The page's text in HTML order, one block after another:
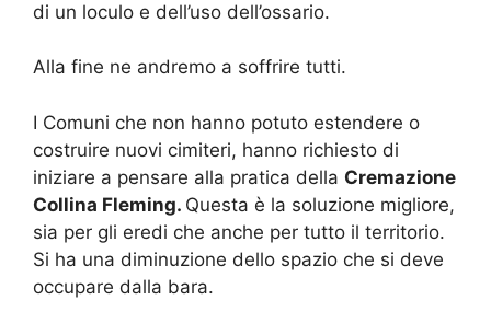
di un loculo e dell’uso dell’ossario.
Alla fine ne andremo a soffrire tutti.
I Comuni che non hanno potuto estendere o
costruire nuovi cimiteri, hanno richiesto di
iniziare a pensare alla pratica della Cremazione
Collina Fleming. Questa è la soluzione migliore,
sia per gli eredi che anche per tutto il territorio.
Si ha una diminuzione dello spazio che si deve
occupare dalla bara.